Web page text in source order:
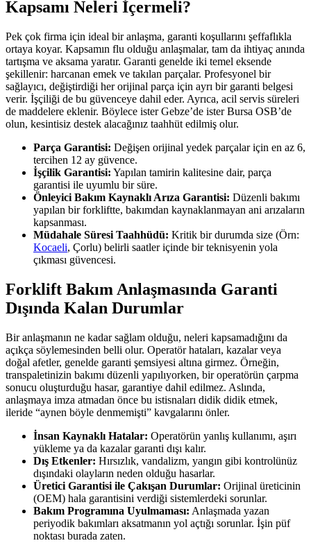
Kapsamı Neleri İçermeli?
Pek çok firma için ideal bir anlaşma, garanti koşullarını şeffaflıkla
ortaya koyar. Kapsamın flu olduğu anlaşmalar, tam da ihtiyaç anında
tartışma ve aksama yaratır. Garanti genelde iki temel eksende
şekillenir: harcanan emek ve takılan parçalar. Profesyonel bir
sağlayıcı, değiştirdiği her orijinal parça için ayrı bir garanti belgesi
verir. İşçiliği de bu güvenceye dahil eder. Ayrıca, acil servis süreleri
de maddelere eklenir. Böylece ister Gebze’de ister Bursa OSB’de
olun, kesintisiz destek alacağınız taahhüt edilmiş olur.
Parça Garantisi: Değişen orijinal yedek parçalar için en az 6,
tercihen 12 ay güvence.
İşçilik Garantisi: Yapılan tamirin kalitesine dair, parça
garantisi ile uyumlu bir süre.
Önleyici Bakım Kaynaklı Arıza Garantisi: Düzenli bakımı
yapılan bir forkliftte, bakımdan kaynaklanmayan ani arızaların
kapsanması.
Müdahale Süresi Taahhüdü: Kritik bir durumda size (Örn:
Kocaeli, Çorlu) belirli saatler içinde bir teknisyenin yola
çıkması güvencesi.
Forklift Bakım Anlaşmasında Garanti
Dışında Kalan Durumlar
Bir anlaşmanın ne kadar sağlam olduğu, neleri kapsamadığını da
açıkça söylemesinden belli olur. Operatör hataları, kazalar veya
doğal afetler, genelde garanti şemsiyesi altına girmez. Örneğin,
transpaletinizin bakımı düzenli yapılıyorken, bir operatörün çarpma
sonucu oluşturduğu hasar, garantiye dahil edilmez. Aslında,
anlaşmaya imza atmadan önce bu istisnaları didik didik etmek,
ileride “aynen böyle denmemişti” kavgalarını önler.
İnsan Kaynaklı Hatalar: Operatörün yanlış kullanımı, aşırı
yükleme ya da kazalar garanti dışı kalır.
Dış Etkenler: Hırsızlık, vandalizm, yangın gibi kontrolünüz
dışındaki olayların neden olduğu hasarlar.
Üretici Garantisi ile Çakışan Durumlar: Orijinal üreticinin
(OEM) hala garantisini verdiği sistemlerdeki sorunlar.
Bakım Programına Uyulmaması: Anlaşmada yazan
periyodik bakımları aksatmanın yol açtığı sorunlar. İşin püf
noktası burada zaten.